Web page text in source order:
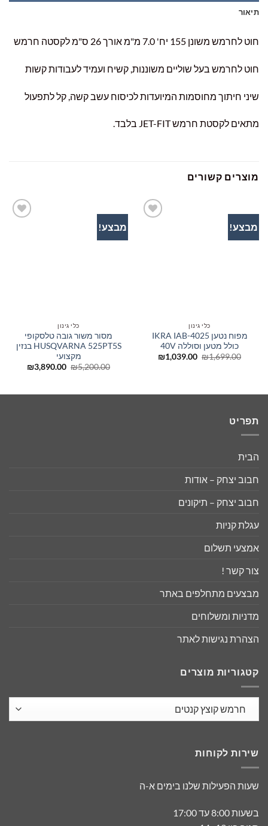
תיאור
חוט לחרמש משונן 155 יח' 7.0 מ"מ אורך 26 ס"מ לקסטה חרמש
חוט לחרמש בעל שוליים משוננות, קשיח ועמיד לעבודות קשות
שיני חיתוך מחוסמות המיועדות לכיסוח עשב קשה, קל לתפעול
מתאים לקסטת חרמש JET-FIT בלבד.
מוצרים קשורים
מבצע!
כלי גינון
מפוח נטען IKRA IAB-4025
כולל מטען וסוללה 40V
₪1,699.00
המחיר
₪1,039.00
המחיר
מבצע!
כלי גינון
מסור משור גובה טלסקופי
HUSQVARNA 525PT5S בנזין
מקצועי
₪5,200.00
המחיר
₪3,890.00
המחיר
תפריט
הבית
חבוב יצחק – אודות
חבוב יצחק – תיקונים
עגלת קניות
אמצעי תשלום
צור קשר !
מבצעים מתחלפים באתר
מדניות ומשלוחים
הצהרת נגישות לאתר
קטגוריות מוצרים
שירות לקוחות
שעות הפעילות שלנו בימים א-ה
בשעות 8:00 עד 17:00